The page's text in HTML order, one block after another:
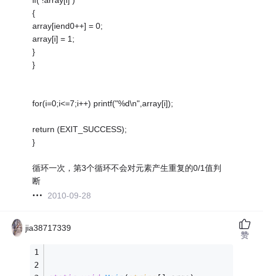
{
array[iend0++] = 0;
array[i] = 1;
}
}
for(i=0;i<=7;i++) printf("%d\n",array[i]);
return (EXIT_SUCCESS);
}
循环一次，第3个循环不会对元素产生重复的0/1值判
断
2010-09-28
jia38717339
赞